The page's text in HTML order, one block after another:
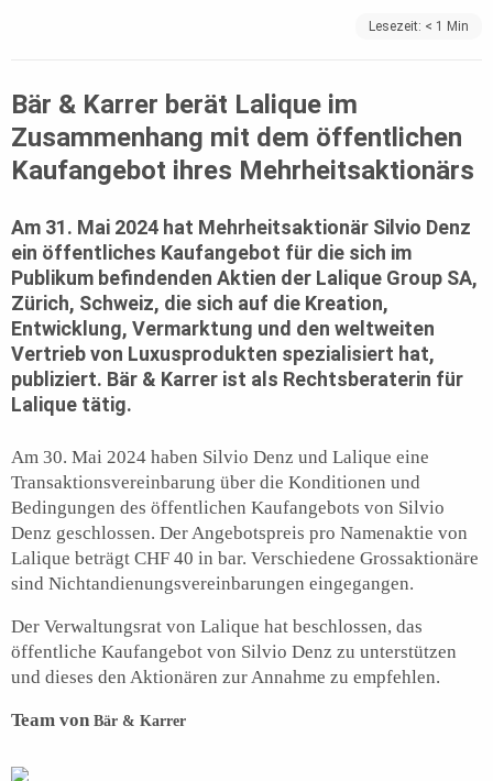
Lesezeit: < 1 Min
Bär & Karrer berät Lalique im
Zusammenhang mit dem öffentlichen
Kaufangebot ihres Mehrheitsaktionärs
Am 31. Mai 2024 hat Mehrheitsaktionär Silvio Denz
ein öffentliches Kaufangebot für die sich im
Publikum befindenden Aktien der Lalique Group SA,
Zürich, Schweiz, die sich auf die Kreation,
Entwicklung, Vermarktung und den weltweiten
Vertrieb von Luxusprodukten spezialisiert hat,
publiziert. Bär & Karrer ist als Rechtsberaterin für
Lalique tätig.
Am 30. Mai 2024 haben Silvio Denz und Lalique eine
Transaktionsvereinbarung über die Konditionen und
Bedingungen des öffentlichen Kaufangebots von Silvio
Denz geschlossen. Der Angebotspreis pro Namenaktie von
Lalique beträgt CHF 40 in bar. Verschiedene Grossaktionäre
sind Nichtandienungsvereinbarungen eingegangen.
Der Verwaltungsrat von Lalique hat beschlossen, das
öffentliche Kaufangebot von Silvio Denz zu unterstützen
und dieses den Aktionären zur Annahme zu empfehlen.
Team von Bär & Karrer